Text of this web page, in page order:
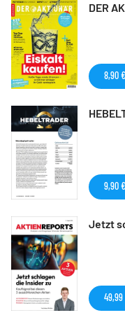
DER
8,90 €
9,90 €
Jetzt